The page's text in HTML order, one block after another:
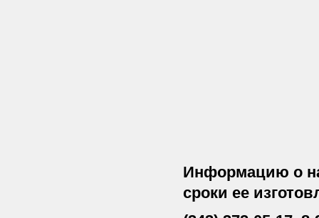
Информацию о
сроки ее